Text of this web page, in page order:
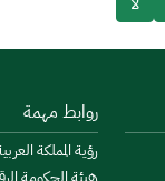
روابط مهمة
رؤية المملكة